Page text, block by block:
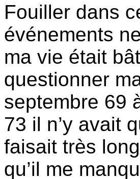
Fouiller dans
événements
ma vie était
questionner
septembre 69
73 il n’y avait
faisait très
qu’il me